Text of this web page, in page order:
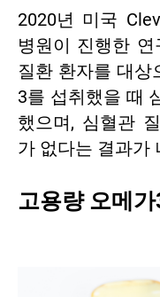
2020년 미국
병원이 진행한
질환 환자를 대상
3를 섭취했을 때
했으며, 심혈관
가 없다는 결과가
고용량 오메